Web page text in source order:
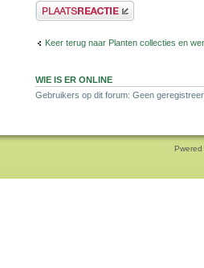
Plaats een reactie
Keer terug naar Planten collecties en
WIE IS ER ONLINE
Gebruikers op dit forum: Geen